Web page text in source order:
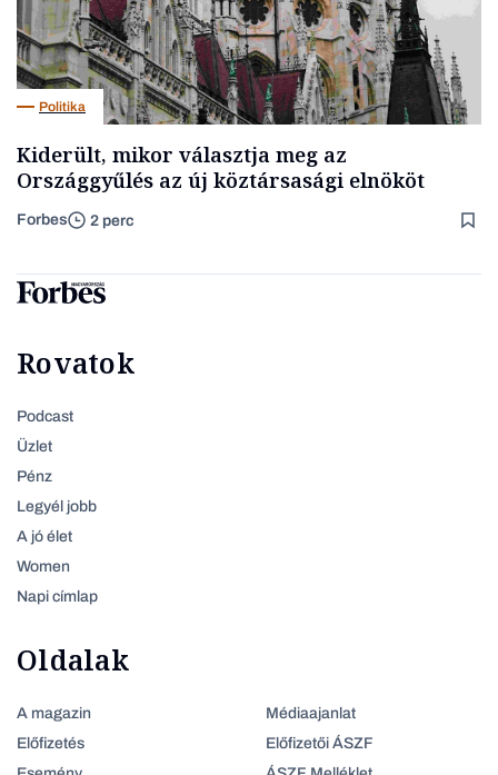
Politika
Kiderült, mikor választja meg az
Országgyűlés az új köztársasági elnököt
Forbes 2 perc
Rovatok
Podcast
Üzlet
Pénz
Legyél jobb
A jó élet
Women
Napi címlap
Oldalak
A magazin
Előfizetés
Médiaajanlat
Előfizetői ÁSZF